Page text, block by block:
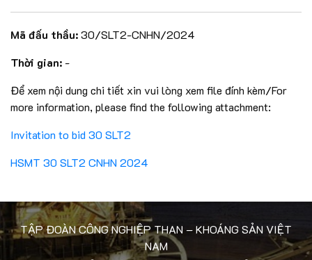
Mã đấu thầu:30/SLT2-CNHN/2024
Thời gian:-
Để xem nội dung chi tiết xin vui lòng xem file đính kèm/For
more information, please find the following attachment:
Invitation to bid 30 SLT2
HSMT 30 SLT2 CNHN 2024
TẬP ĐOÀN CÔNG NGHIỆP THAN – KHOÁNG SẢN VIỆT
NAM